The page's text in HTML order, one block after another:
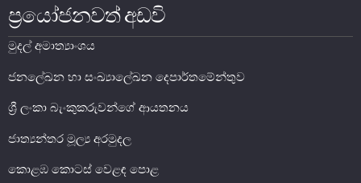
නෝට්ටු හා කාසි
නෝට්ටු හා කාසි පිළිබඳ දැනුවත් වෙමු
ප්‍රයෝජනවත් අඩවි
මුදල් අමාත්‍යාංශය
ජනලේඛන හා සංඛ්‍යාලේඛන දෙපාර්තමේන්තුව
ශ්‍රී ලංකා බැංකුකරුවන්ගේ ආයතනය
ජාත්‍යන්තර මූල්‍ය අරමුදල
කොළඹ කොටස් වෙළඳ පොළ